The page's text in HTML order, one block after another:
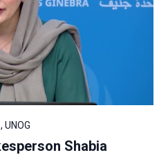
UNOG
Shabia